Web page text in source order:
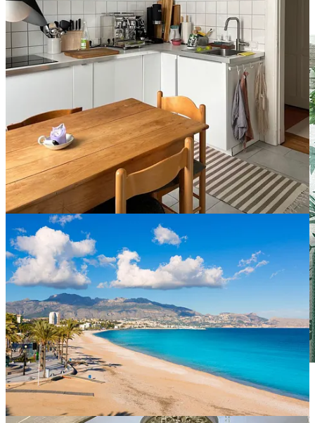
Menú Plus
Esta semana cocinamos apionabo asado
. Cuando me planteé
cocinar apionabo, pensé en algo elaborado, pero pronto me decidí